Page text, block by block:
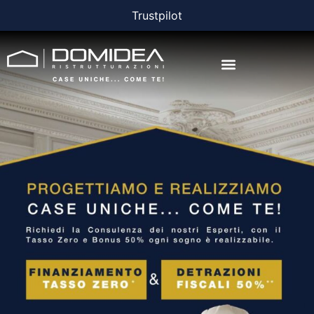
Trustpilot